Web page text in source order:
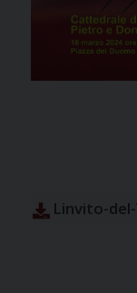
Linvito-